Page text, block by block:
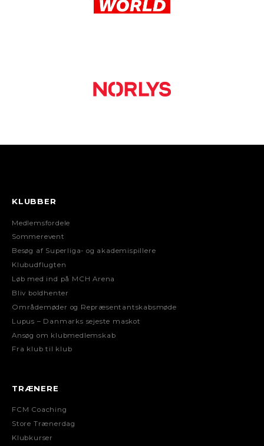
KLUBBER
Medlemsfordele
Sommerevent
Besøg af Superliga- og akademispillere
Klubudflugten
Løb med ind på MCH Arena
Bliv boldhenter
Områdemøder og Repræsentantskabsmøde
Lupus – Danmarks sejeste maskot
Ansøg om klubmedlemskab
Fra klub til klub
TRÆNERE
FCM Coaching
Store Trænerdag
Klubkurser